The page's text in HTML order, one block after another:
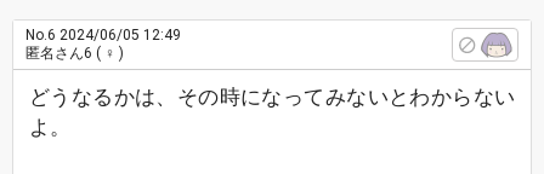
No.6 2024/06/05 12:49
匿名さん6 ( ♀ )
どうなるかは、その時になってみないとわからない
よ。